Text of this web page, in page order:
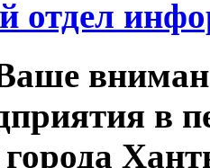
отдел
в
города